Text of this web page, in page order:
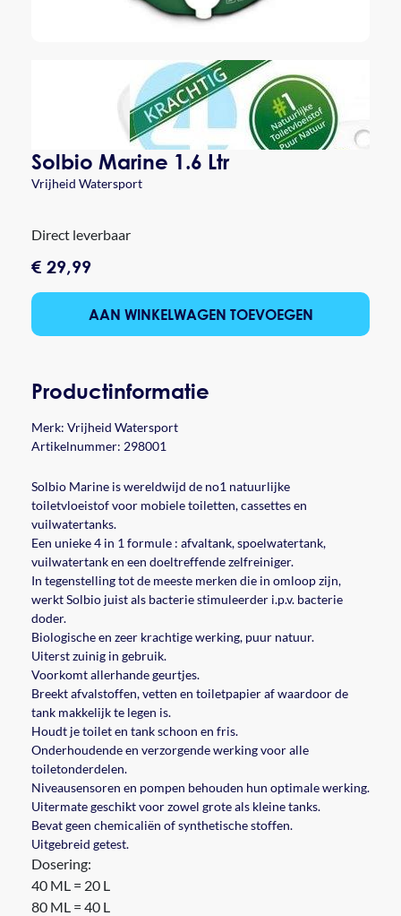
Solbio Marine 1.6 Ltr
Vrijheid Watersport
Direct leverbaar
€ 29,99
AAN WINKELWAGEN TOEVOEGEN
Productinformatie
Merk: Vrijheid Watersport
Artikelnummer: 298001
Solbio Marine is wereldwijd de no1 natuurlijke
toiletvloeistof voor mobiele toiletten, cassettes en
vuilwatertanks.
Een unieke 4 in 1 formule : afvaltank, spoelwatertank,
vuilwatertank en een doeltreffende zelfreiniger.
In tegenstelling tot de meeste merken die in omloop zijn,
werkt Solbio juist als bacterie stimuleerder i.p.v. bacterie
doder.
Biologische en zeer krachtige werking, puur natuur.
Uiterst zuinig in gebruik.
Voorkomt allerhande geurtjes.
Breekt afvalstoffen, vetten en toiletpapier af waardoor de
tank makkelijk te legen is.
Houdt je toilet en tank schoon en fris.
Onderhoudende en verzorgende werking voor alle
toiletonderdelen.
Niveausensoren en pompen behouden hun optimale werking.
Uitermate geschikt voor zowel grote als kleine tanks.
Bevat geen chemicaliën of synthetische stoffen.
Uitgebreid getest.
Dosering:
40 ML = 20 L
80 ML = 40 L